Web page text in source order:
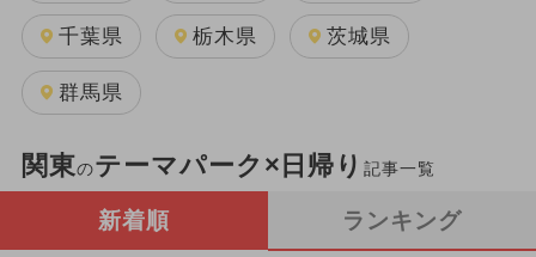
千葉県 栃木県 茨城県
群馬県
関東のテーマパーク×日帰り記事一覧
新着順 ランキング